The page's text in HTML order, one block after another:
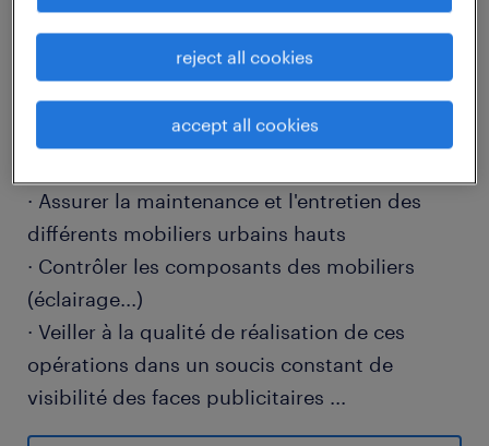
descriptif du poste
Vos misisons seront :
· Assurer la maintenance et l'entretien des
différents mobiliers urbains hauts
· Contrôler les composants des mobiliers
(éclairage...)
· Veiller à la qualité de réalisation de ces
opérations dans un soucis constant de
visibilité des faces publicitaires ...
· Assurer différentes fonctions itinérantes du
reject all cookies
accept all cookies